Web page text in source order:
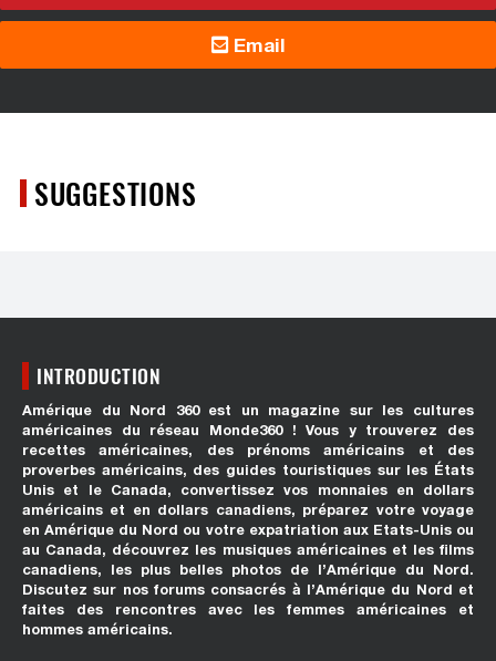
Email
SUGGESTIONS
INTRODUCTION
Amérique du Nord 360 est un magazine sur les cultures
américaines du réseau Monde360 ! Vous y trouverez des
recettes américaines, des prénoms américains et des
proverbes américains, des guides touristiques sur les États
Unis et le Canada, convertissez vos monnaies en dollars
américains et en dollars canadiens, préparez votre voyage
en Amérique du Nord ou votre expatriation aux Etats-Unis ou
au Canada, découvrez les musiques américaines et les films
canadiens, les plus belles photos de l’Amérique du Nord.
Discutez sur nos forums consacrés à l’Amérique du Nord et
faites des rencontres avec les femmes américaines et
hommes américains.